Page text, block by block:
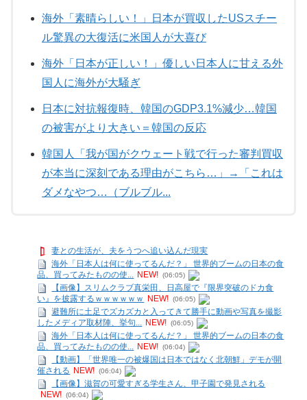
海外「素晴らしい！」日本が買収したUSスチー
ル驚異の大復活に米国人が大喜び
海外「日本が正しい！」優しい日本人に甘える外
国人に海外が大騒ぎ
日本に対抗報復時、韓国のGDP3.1%減少…韓国
の被害がより大きい＝韓国の反応
韓国人「我が国がクウェート戦で行った審判買収
が本当に深刻である理由がこちら…」→「これは
ダメなやつ…（ブルブル...
妻との生活が、夫をうつへ追い込んだ現実
海外「日本人は何に使ってるんだ？」 世界的ブームの日本の食
品、買ってみたものの使...
NEW! (06:05)
【画像】スリムクラブ真栄田、日高屋で『限界突破のドカ食
い』を披露するｗｗｗｗｗｗ NEW! (06:05)
避難所に土足でズカズカと入ってきて勝手に動画や写真を撮影
したメディア取材陣、挙句...
NEW! (06:05)
海外「日本人は何に使ってるんだ？」 世界的ブームの日本の食
品、買ってみたものの使...
NEW! (06:04)
【動画】「世界唯一の被爆国は日本ではなく北朝鮮」デモが開
催される NEW! (06:04)
【画像】滋賀の可愛すぎる学生さん、甲子園で発見される
NEW! (06:04)